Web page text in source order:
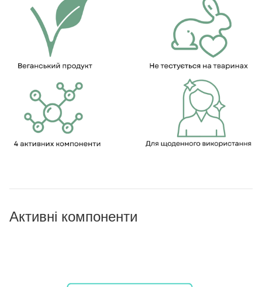
Активні компоненти